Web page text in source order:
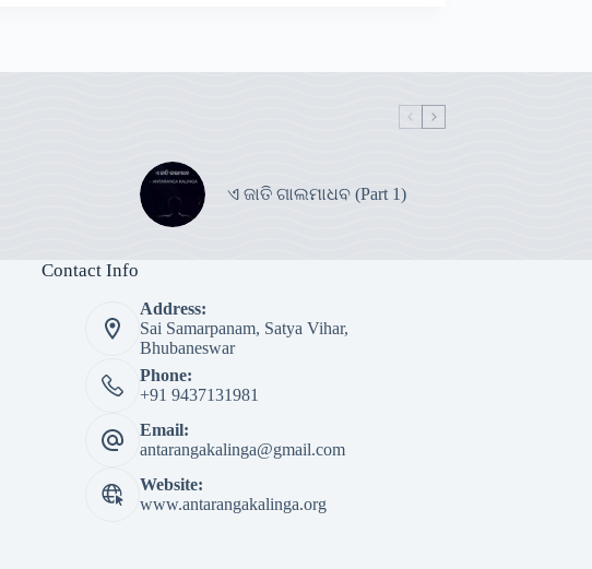
ଏ ଜାତି ଗାଲମାଧବ (Part 1)
Contact Info
Address:
Sai Samarpanam, Satya Vihar,
Bhubaneswar
Phone:
+91 9437131981
Email:
antarangakalinga@gmail.com
Website:
www.antarangakalinga.org